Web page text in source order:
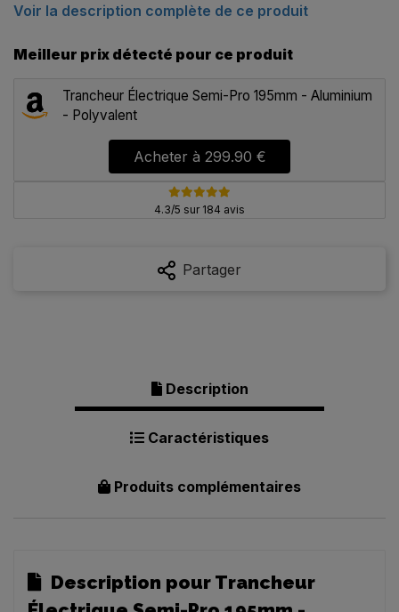
Voir la description complète de ce produit
Meilleur prix détecté pour ce produit
Trancheur Électrique Semi-Pro 195mm - Aluminium
- Polyvalent
Acheter à 299.90 €
4.3/5 sur 184 avis
Partager
Description
Caractéristiques
Produits complémentaires
Description pour Trancheur